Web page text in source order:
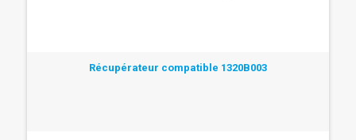
Récupérateur compatible 1320B003